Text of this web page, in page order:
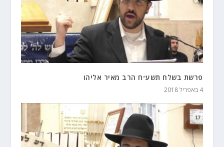
פרשת בשלח תשע״ח הרב מאיר אליהו
4 באפריל 2018